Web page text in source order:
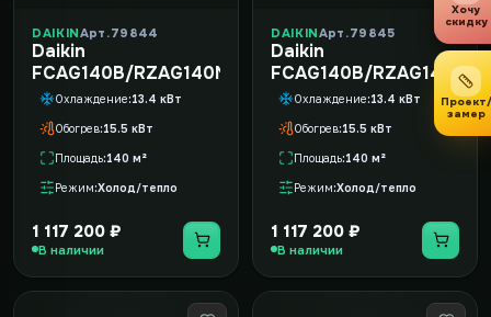
DAIKINАрт. 79844
Daikin
FCAG140B/RZAG140NV1
Охлаждение 13.4 кВт
Обогрев 15.5 кВт
Площадь 140 м²
Режим Холод/тепло
1 117 200 ₽
В наличии
DAIKINАрт. 79845
Daikin
FCAG140B/RZAG140NY1
Охлаждение 13.4 кВт
Обогрев 15.5 кВт
Площадь 140 м²
Режим Холод/тепло
1 117 200 ₽
В наличии
Хочу
скидку
Проект/
замер